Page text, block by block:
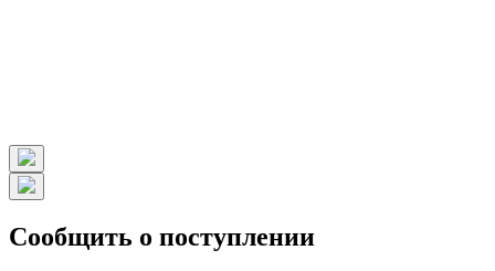
Сообщить о поступлении